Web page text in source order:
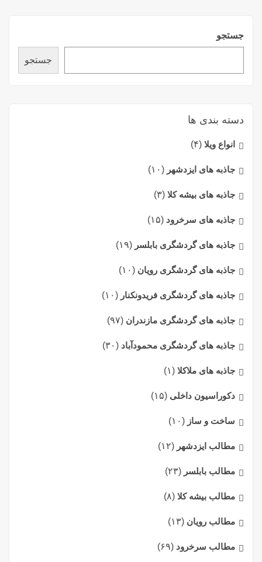
جستجو
جستجو
دسته بندی ها
انواع ویلا (۴)
جاذبه های ایزدشهر (۱۰)
جاذبه های بیشه کلا (۳)
جاذبه های سرخرود (۱۵)
جاذبه های گردشگری بابلسر (۱۹)
جاذبه های گردشگری رویان (۱۰)
جاذبه های گردشگری فریدونکنار (۱۰)
جاذبه های گردشگری مازندران (۹۷)
جاذبه های گردشگری محمودآباد (۳۰)
جاذبه های ملاکلا (۱)
دکوراسیون داخلی (۱۵)
ساخت و ساز (۱۰)
مطالب ایزدشهر (۱۲)
مطالب بابلسر (۲۳)
مطالب بیشه کلا (۸)
مطالب رویان (۱۳)
مطالب سرخرود (۶۹)